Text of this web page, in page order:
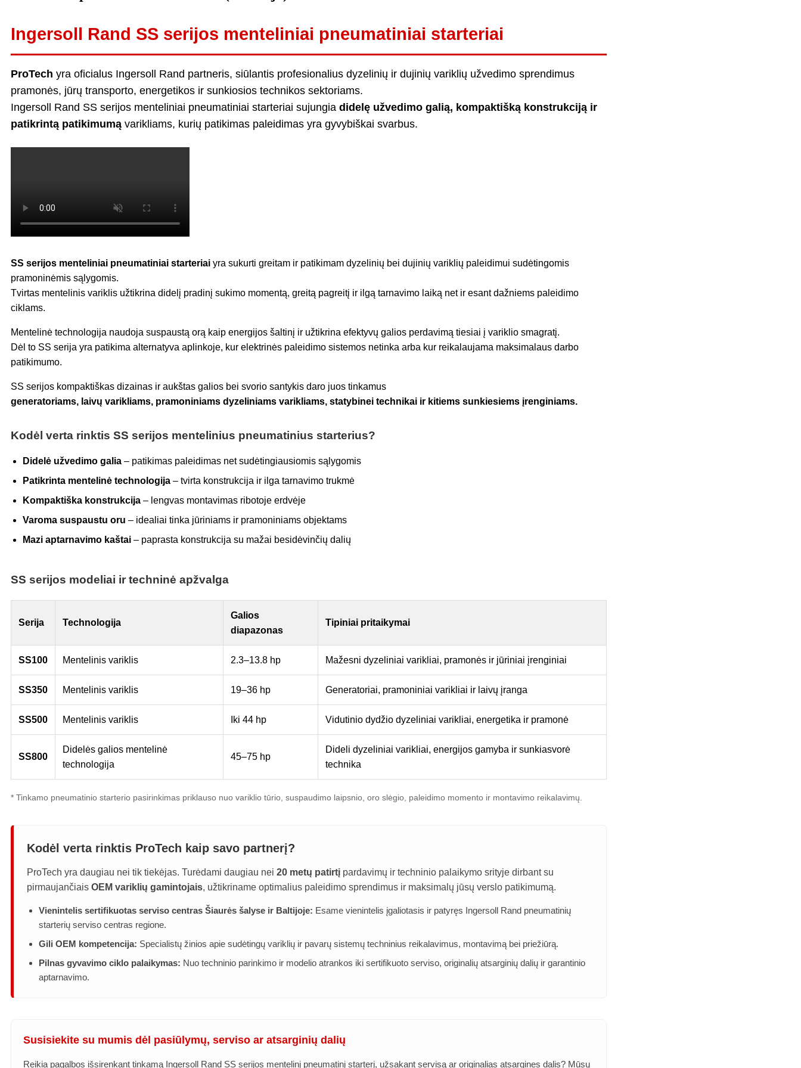
Ingersoll Rand SS serijos menteliniai pneumatiniai starteriai
ProTech yra oficialus Ingersoll Rand partneris, siūlantis profesionalius dyzelinių ir dujinių variklių užvedimo sprendimus
pramonės, jūrų transporto, energetikos ir sunkiosios technikos sektoriams.
Ingersoll Rand SS serijos menteliniai pneumatiniai starteriai sujungia didelę užvedimo galią, kompaktišką konstrukciją ir
patikrintą patikimumą varikliams, kurių patikimas paleidimas yra gyvybiškai svarbus.
SS serijos menteliniai pneumatiniai starteriai yra sukurti greitam ir patikimam dyzelinių bei dujinių variklių paleidimui sudėtingomis
pramoninėmis sąlygomis.
Tvirtas mentelinis variklis užtikrina didelį pradinį sukimo momentą, greitą pagreitį ir ilgą tarnavimo laiką net ir esant dažniems paleidimo
ciklams.
Mentelinė technologija naudoja suspaustą orą kaip energijos šaltinį ir užtikrina efektyvų galios perdavimą tiesiai į variklio smagratį.
Dėl to SS serija yra patikima alternatyva aplinkoje, kur elektrinės paleidimo sistemos netinka arba kur reikalaujama maksimalaus darbo
patikimumo.
SS serijos kompaktiškas dizainas ir aukštas galios bei svorio santykis daro juos tinkamus
generatoriams, laivų varikliams, pramoniniams dyzeliniams varikliams, statybinei technikai ir kitiems sunkiesiems įrenginiams.
Kodėl verta rinktis SS serijos mentelinius pneumatinius starterius?
Didelė užvedimo galia – patikimas paleidimas net sudėtingiausiomis sąlygomis
Patikrinta mentelinė technologija – tvirta konstrukcija ir ilga tarnavimo trukmė
Kompaktiška konstrukcija – lengvas montavimas ribotoje erdvėje
Varoma suspaustu oru – idealiai tinka jūriniams ir pramoniniams objektams
Mazi aptarnavimo kaštai – paprasta konstrukcija su mažai besidėvinčių dalių
SS serijos modeliai ir techninė apžvalga
Serija Technologija
Galios
diapazonas
Tipiniai pritaikymai
SS100 Mentelinis variklis 2.3–13.8 hp Mažesni dyzeliniai varikliai, pramonės ir jūriniai įrenginiai
SS350 Mentelinis variklis 19–36 hp Generatoriai, pramoniniai varikliai ir laivų įranga
SS500 Mentelinis variklis Iki 44 hp Vidutinio dydžio dyzeliniai varikliai, energetika ir pramonė
SS800
Didelės galios mentelinė
technologija
45–75 hp
Dideli dyzeliniai varikliai, energijos gamyba ir sunkiasvorė
technika
* Tinkamo pneumatinio starterio pasirinkimas priklauso nuo variklio tūrio, suspaudimo laipsnio, oro slėgio, paleidimo momento ir montavimo reikalavimų.
Kodėl verta rinktis ProTech kaip savo partnerį?
ProTech yra daugiau nei tik tiekėjas. Turėdami daugiau nei 20 metų patirtį pardavimų ir techninio palaikymo srityje dirbant su
pirmaujančiais OEM variklių gamintojais, užtikriname optimalius paleidimo sprendimus ir maksimalų jūsų verslo patikimumą.
Vienintelis sertifikuotas serviso centras Šiaurės šalyse ir Baltijoje: Esame vienintelis įgaliotasis ir patyręs Ingersoll Rand pneumatinių
starterių serviso centras regione.
Gili OEM kompetencija: Specialistų žinios apie sudėtingų variklių ir pavarų sistemų techninius reikalavimus, montavimą bei priežiūrą.
Pilnas gyvavimo ciklo palaikymas: Nuo techninio parinkimo ir modelio atrankos iki sertifikuoto serviso, originalių atsarginių dalių ir garantinio
aptarnavimo.
Susisiekite su mumis dėl pasiūlymų, serviso ar atsarginių dalių
Reikia pagalbos išsirenkant tinkamą Ingersoll Rand SS serijos mentelinį pneumatinį starterį, užsakant servisą ar originalias atsargines dalis? Mūsų